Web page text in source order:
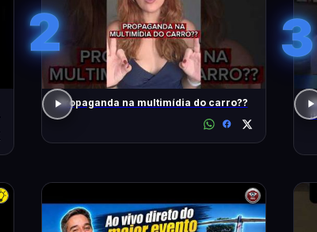
2
Propaganda na multimídia do carro??
3